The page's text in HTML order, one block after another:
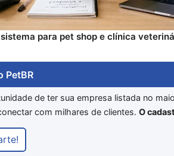
para pet shop e clínica
PetBR
de ter sua empresa listada no
com milhares de clientes.O